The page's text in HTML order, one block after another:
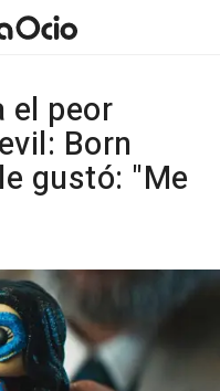
el peor
Born
gustó: "Me